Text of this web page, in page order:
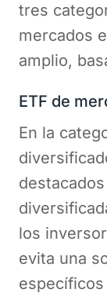
tres
mercados
amplio,
ETF de
En la
los
evita una